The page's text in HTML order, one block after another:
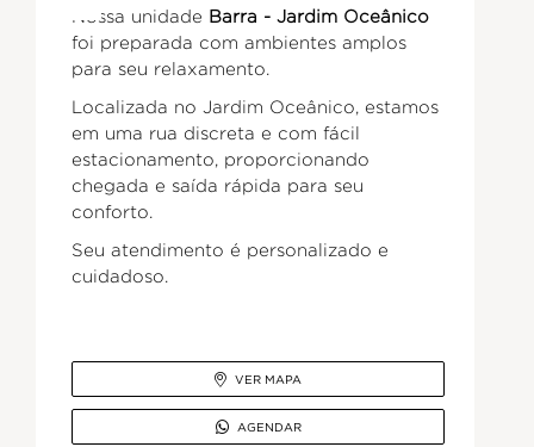
Nossa unidade Barra - Jardim Oceânico
foi preparada com ambientes amplos
para seu relaxamento.
Localizada no Jardim Oceânico, estamos
em uma rua discreta e com fácil
estacionamento, proporcionando
chegada e saída rápida para seu
conforto.
Seu atendimento é personalizado e
cuidadoso.
 VER MAPA
 AGENDAR